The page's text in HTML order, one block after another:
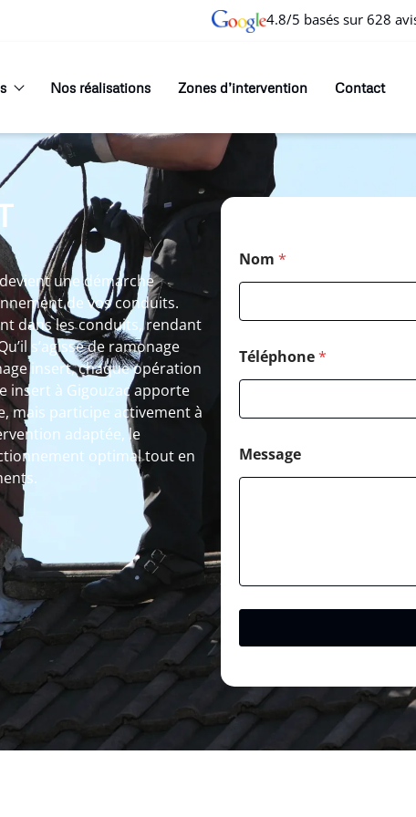
4.8/5 basés sur 628
Nos réalisations Zones d’intervention Contact
une démarche
de vos conduits.
dans les conduits, rendant
s’agisse de ramonage
insert, chaque opération
insert à Gigouzac apporte
mais participe activement à
adaptée, le
optimal tout en
Nom *
Téléphone*
Message